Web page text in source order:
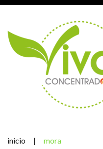
Skip
content
inicio | mora